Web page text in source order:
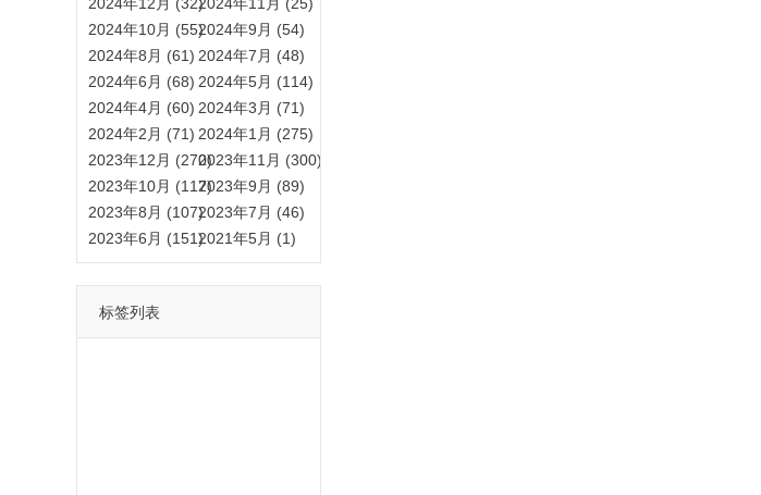
2024年10月 (55)2024年9月 (54)
2024年8月 (61) 2024年7月 (48)
2024年6月 (68) 2024年5月 (114)
2024年4月 (60) 2024年3月 (71)
2024年2月 (71) 2024年1月 (275)
2023年12月 (270)2023年11月 (300)
2023年10月 (117)2023年9月 (89)
2023年8月 (107)2023年7月 (46)
2023年6月 (151)2021年5月 (1)
标签列表